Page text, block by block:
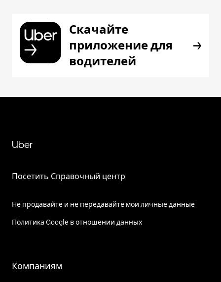
Скачайте
приложение для
водителей
Uber
Посетить Справочный центр
Не продавайте и не передавайте мои личные данные
Политика Google в отношении данных
Компаниям